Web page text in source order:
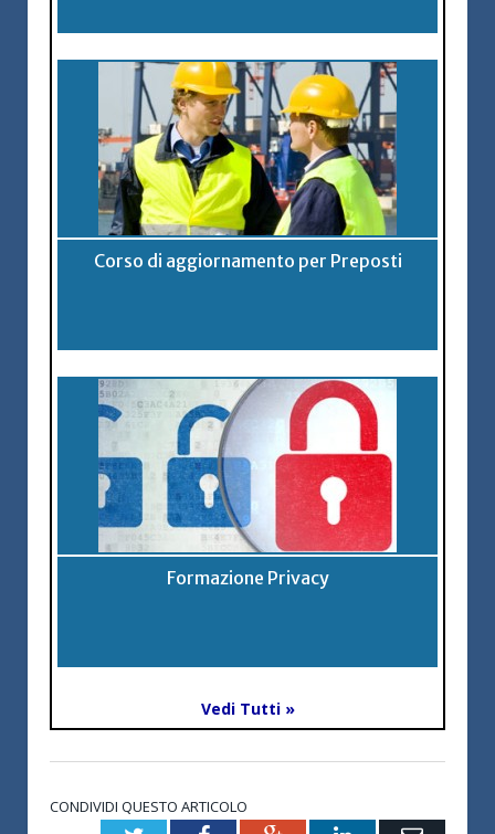
Corso di aggiornamento per Preposti
Formazione Privacy
Vedi Tutti »
CONDIVIDI QUESTO ARTICOLO